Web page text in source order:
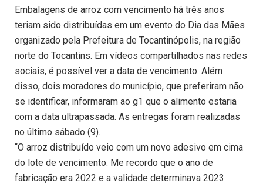
Embalagens de arroz com vencimento há três anos
teriam sido distribuídas em um evento do Dia das Mães
organizado pela Prefeitura de Tocantinópolis, na região
norte do Tocantins. Em vídeos compartilhados nas redes
sociais, é possível ver a data de vencimento. Além
disso, dois moradores do município, que preferiram não
se identificar, informaram ao g1 que o alimento estaria
com a data ultrapassada. As entregas foram realizadas
no último sábado (9).
“O arroz distribuído veio com um novo adesivo em cima
do lote de vencimento. Me recordo que o ano de
fabricação era 2022 e a validade determinava 2023